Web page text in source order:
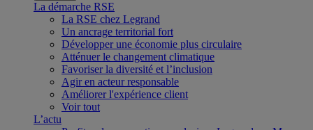
La démarche RSE
La RSE chez Legrand
Un ancrage territorial fort
Développer une économie plus circulaire
Atténuer le changement climatique
Favoriser la diversité et l’inclusion
Agir en acteur responsable
Améliorer l'expérience client
Voir tout
L’actu